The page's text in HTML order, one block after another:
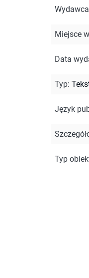
Wydawca
Miejsce
Data
Typ:
Język
Typ